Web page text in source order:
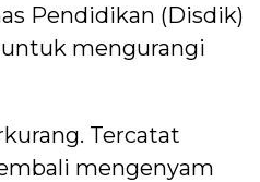
Pendidikan (Disdik)
mengurangi
Tercatat
mengenyam